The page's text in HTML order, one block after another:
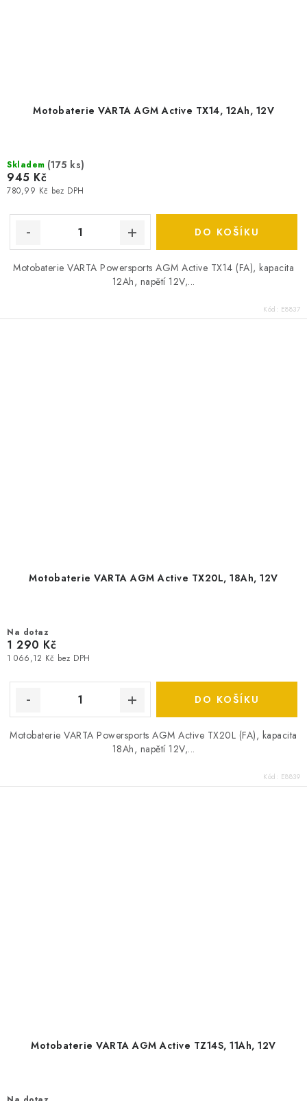
Motobaterie VARTA AGM Active TX14, 12Ah, 12V
Skladem (175 ks)
780,99 Kč bez DPH
945 Kč
DO KOŠÍKU
Motobaterie VARTA Powersports AGM Active TX14 (FA), kapacita
12Ah, napětí 12V,...
Kód: E8837
Motobaterie VARTA AGM Active TX20L, 18Ah, 12V
Na dotaz
1 066,12 Kč bez DPH
1 290 Kč
DO KOŠÍKU
Motobaterie VARTA Powersports AGM Active TX20L (FA), kapacita
18Ah, napětí 12V,...
Kód: E8839
Motobaterie VARTA AGM Active TZ14S, 11Ah, 12V